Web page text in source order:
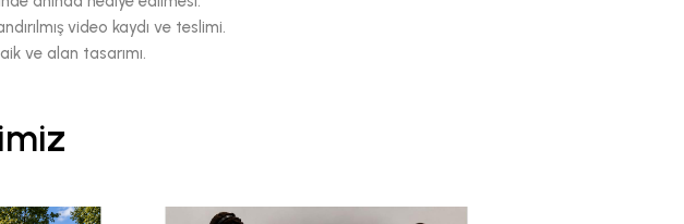
video kaydı ve teslimi.
ve alan tasarımı.